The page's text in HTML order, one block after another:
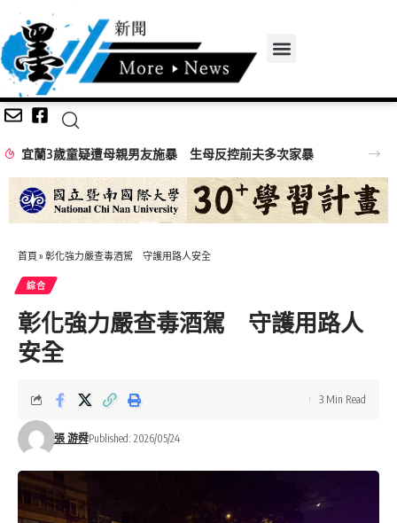
宜蘭3歲童疑遭母親男友施暴 生母反控前夫多次家暴
首頁 » 彰化強力嚴查毒酒駕 守護用路人安全
綜合
彰化強力嚴查毒酒駕 守護用路人
安全
張 游舜Published: 2026/05/24
3 Min Read